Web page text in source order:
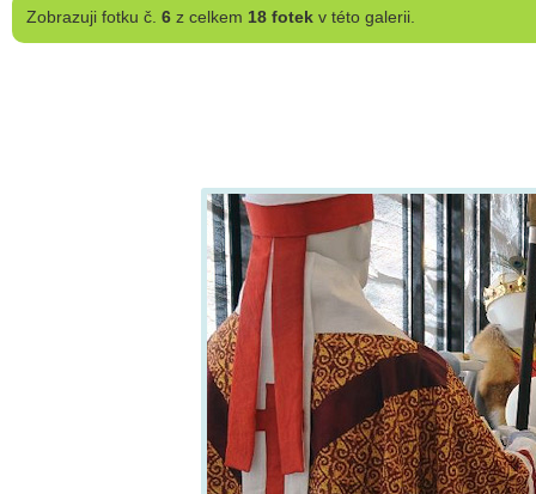
Zobrazujifotku č. 6z celkem 18 fotekv této galerii.